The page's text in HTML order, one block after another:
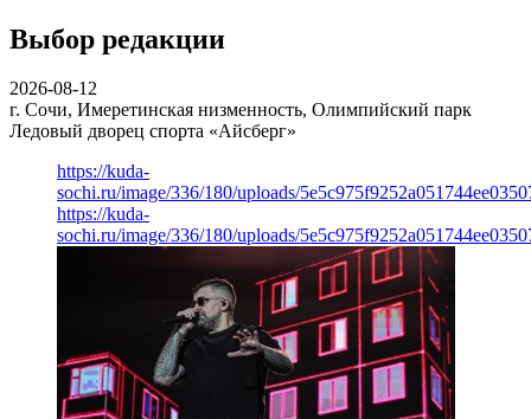
Выбор редакции
2026-08-12
г. Сочи, Имеретинская низменность, Олимпийский парк
Ледовый дворец спорта «Айсберг»
https://kuda-
sochi.ru/image/336/180/uploads/
https://kuda-
sochi.ru/image/336/180/uploads/